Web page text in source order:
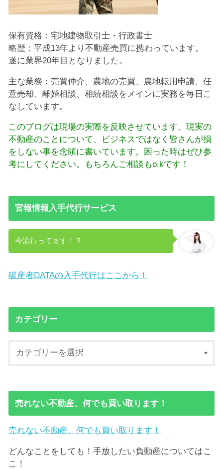
保有資格：宅地建物取引士・行政書士
略歴：平成13年より不動産売買に携わっています。
遂に業界20年目となりました。
主な業務：売買仲介、農地の売買、農地転用申請、任
意売却、離婚相談、相続相談をメインに実務を毎日こ
なしています。
このブログは現場の実際を反映させています。現実の
不動産のことについて、ビジネスではなく皆さんが損
をしない事を念頭に書いています。困った時はぜひ参
考にしてください。もちろんご相談もo.kです！
官報情報入手代行サービス
今流行ってます！？
破産者DATAの入手代行はここから！
カテゴリー
売れない不動産、何でも買い取ります！
売れない不動産、何でも買い取ります！
どんなことをしても！手放したい負動産についてはこ
こ！